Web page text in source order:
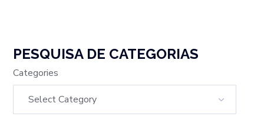
PESQUISA DE CATEGORIAS
Categories